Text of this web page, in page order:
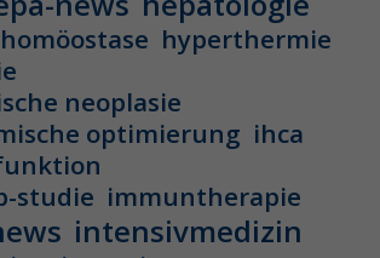
homöostase hyperthermie
neoplasie
optimierung ihca
studie immuntherapie
intensivmedizin